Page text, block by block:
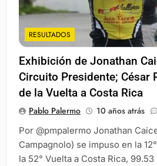
RESULTADOS
Exhibición de Jonathan
Circuito Presidente; César
de la Vuelta a Costa Rica
Pablo Palermo 10 años atrás
Por @pmpalermo Jonathan
Campagnolo) se impuso en la
la 52° Vuelta a Costa Rica,